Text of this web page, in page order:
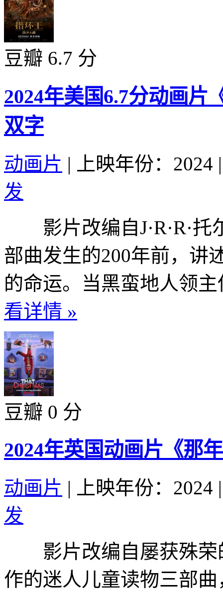
豆瓣 6.7 分
2024年美国6.7分动画片
双字
动画片 | 上映年份：2024 |
发
影片改编自J·R·R·托
部曲发生的200年前，讲
的命运。当黑蛮地人领
看详情 »
豆瓣 0 分
2024年英国动画片《那
动画片 | 上映年份：2024 |
发
影片改编自屡获殊荣
作的迷人儿童读物三部